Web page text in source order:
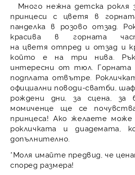
Много нежна детска рокля
принцеси с цветя в
панделка в розово отзад.
красива в горната
на цветя отпред и отзад и
който е на три нива.
интересни от тюл. Горната
подплата отвътре.
официални поводи-сватби,
рождени дни, за сцена, за
момиченце ще се
принцеса! Ако желаете
рокличката и диадемата,
допълнително.
*Моля имайте предвид, че
според размера!